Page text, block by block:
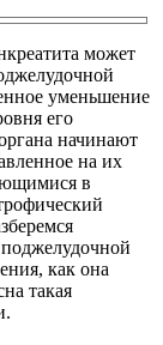
может
уменьшение
его
начинают
на их
в
поджелудочной
как она
такая